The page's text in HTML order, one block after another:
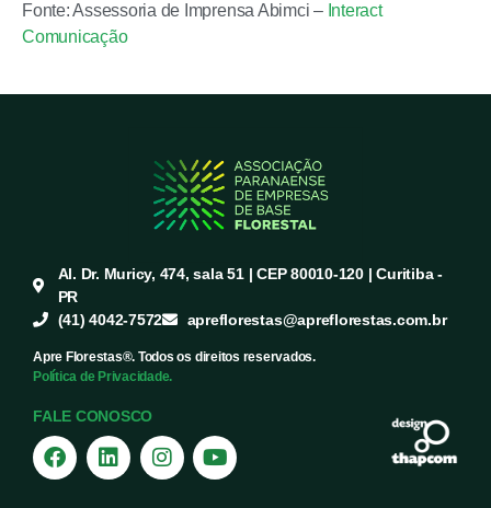
Fonte: Assessoria de Imprensa Abimci – Interact
Comunicação
Al. Dr. Muricy, 474, sala 51 | CEP 80010-120 | Curitiba -
PR
(41) 4042-7572
apreflorestas@apreflorestas.com.br
Apre Florestas®. Todos os direitos reservados.
Política de Privacidade.
FALE CONOSCO